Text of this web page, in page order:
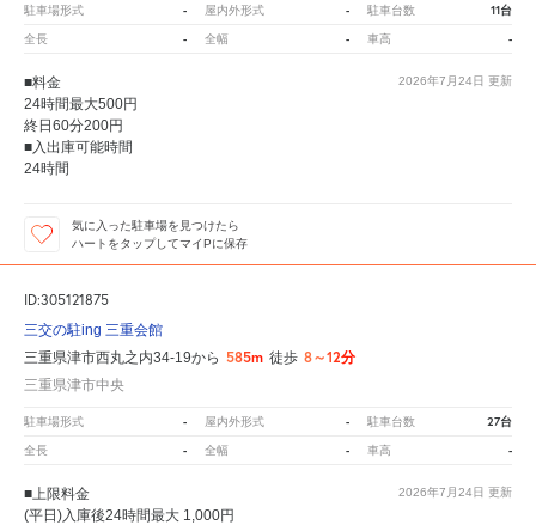
駐車場形式 - 屋内外形式 - 駐車台数 11台
全長 - 全幅 - 車高 -
2026年7月24日 更新
■料金
24時間最大500円
終日60分200円
■入出庫可能時間
24時間
気に入った駐車場を見つけたら
ハートをタップしてマイPに保存
ID:305121875
三交の駐ing 三重会館
三重県津市西丸之内34-19から 585m 徒歩 8～12分
三重県津市中央
駐車場形式 - 屋内外形式 - 駐車台数 27台
全長 - 全幅 - 車高 -
2026年7月24日 更新
■上限料金
(平日)入庫後24時間最大 1,000円